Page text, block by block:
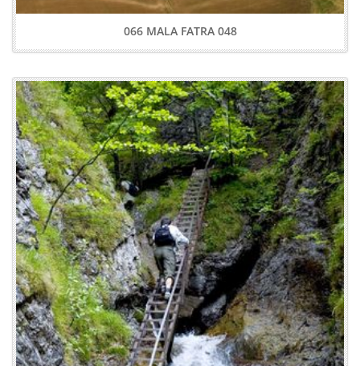
066 MALA FATRA 048